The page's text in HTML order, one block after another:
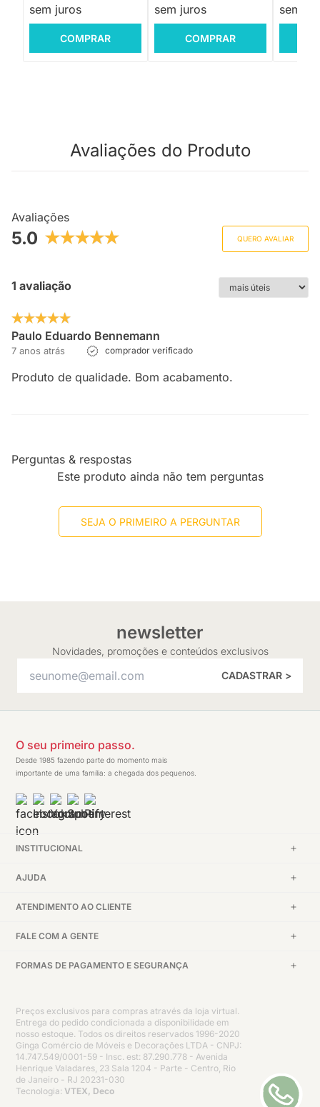
sem juros
COMPRAR
sem juros
COMPRAR
sem
Avaliações do Produto
Avaliações
5.0 QUERO AVALIAR
1 avaliação
Paulo Eduardo Bennemann
7 anos atrás comprador verificado
Produto de qualidade. Bom acabamento.
Perguntas & respostas
Este produto ainda não tem perguntas
SEJA O PRIMEIRO A PERGUNTAR
newsletter
Novidades, promoções e conteúdos exclusivos
CADASTRAR >
O seu primeiro passo.
Desde 1985 fazendo parte do momento mais
importante de uma família: a chegada dos pequenos.
INSTITUCIONAL
AJUDA
ATENDIMENTO AO CLIENTE
FALE COM A GENTE
FORMAS DE PAGAMENTO E SEGURANÇA
Preços exclusivos para compras através da loja virtual.
Entrega do pedido condicionada a disponibilidade em
nosso estoque. Todos os direitos reservados 1996-2020
Ginga Comércio de Móveis e Decorações LTDA - CNPJ:
14.747.549/0001-59 - Insc. est: 87.290.778 - Avenida
Henrique Valadares, 23 Sala 1204 - Parte - Centro, Rio
de Janeiro - RJ 20231-030
Tecnologia: VTEX, Deco